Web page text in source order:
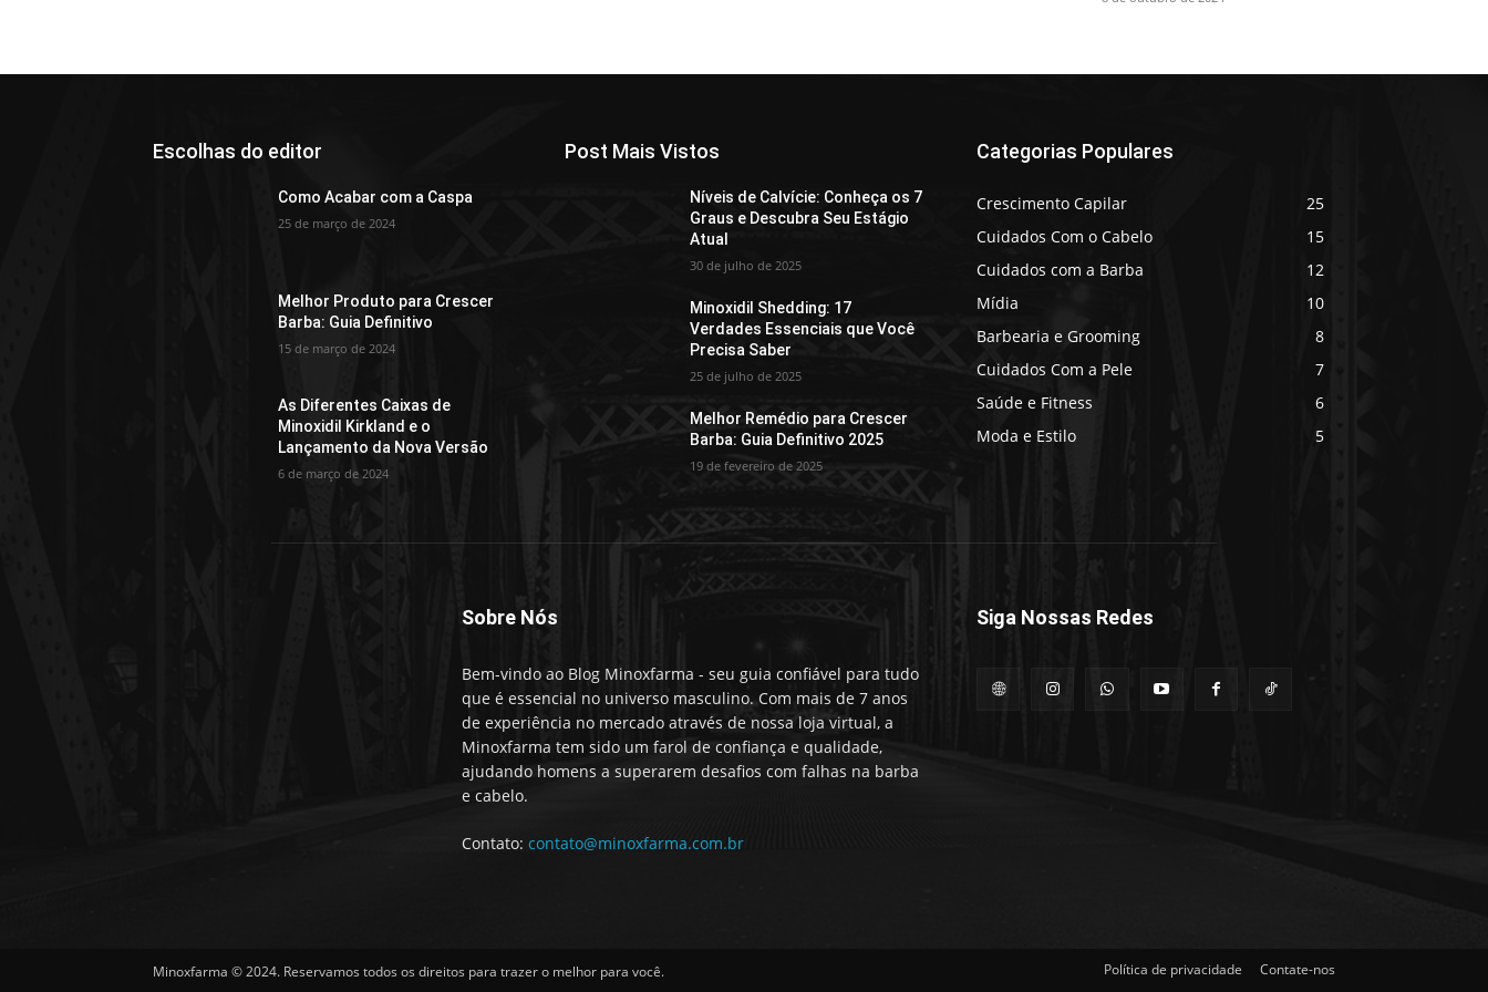
Escolhas do editor
Como Acabar com a Caspa
25 de março de 2024
Melhor Produto para Crescer
Barba: Guia Definitivo
15 de março de 2024
As Diferentes Caixas de
Minoxidil Kirkland e o
Lançamento da Nova Versão
6 de março de 2024
Post Mais Vistos
Níveis de Calvície: Conheça os 7
Graus e Descubra Seu Estágio
Atual
30 de julho de 2025
Minoxidil Shedding: 17
Verdades Essenciais que Você
Precisa Saber
25 de julho de 2025
Melhor Remédio para Crescer
Barba: Guia Definitivo 2025
19 de fevereiro de 2025
Categorias Populares
Crescimento Capilar
25
Cuidados Com o Cabelo
15
Cuidados com a Barba
12
Mídia
10
Barbearia e Grooming
8
Cuidados Com a Pele
7
Saúde e Fitness
6
Moda e Estilo
5
Sobre Nós
Bem-vindo ao Blog Minoxfarma - seu guia confiável para tudo
que é essencial no universo masculino. Com mais de 7 anos
de experiência no mercado através de nossa loja virtual, a
Minoxfarma tem sido um farol de confiança e qualidade,
ajudando homens a superarem desafios com falhas na barba
e cabelo.
Contato: contato@minoxfarma.com.br
Siga Nossas Redes
Minoxfarma © 2024. Reservamos todos os direitos para trazer o melhor para você. Política de privacidade Contate-nos